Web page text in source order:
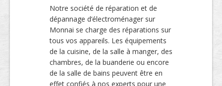
Notre société de réparation et de
dépannage d’électroménager sur
Monnai se charge des réparations sur
tous vos appareils. Les équipements
de la cuisine, de la salle à manger, des
chambres, de la buanderie ou encore
de la salle de bains peuvent être en
effet confiés à nos experts pour une